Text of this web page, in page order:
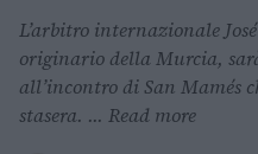
L’arbitro internazionale
originario della Murcia,
all’incontro di San Mamés
stasera. ... Read more